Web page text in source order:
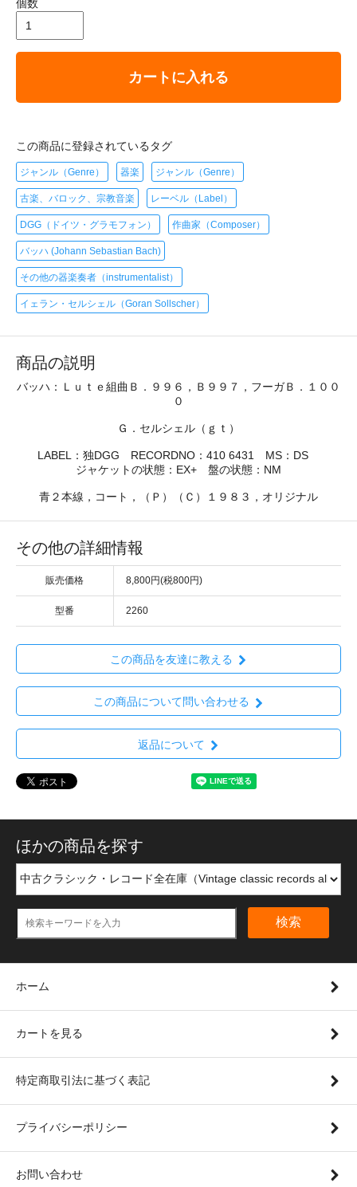
個数
カートに入れる
この商品に登録されているタグ
ジャンル（Genre） 器楽 ジャンル（Genre）
古楽、バロック、宗教音楽 レーベル（Label）
DGG（ドイツ・グラモフォン） 作曲家（Composer）
バッハ (Johann Sebastian Bach)
その他の器楽奏者（instrumentalist）
イェラン・セルシェル（Goran Sollscher）
商品の説明
バッハ：Ｌｕｔｅ組曲Ｂ．９９６，Ｂ９９７，フーガＢ．１００
０
Ｇ．セルシェル（ｇｔ）
LABEL：独DGG RECORDNO：410 6431 MS：DS
ジャケットの状態：EX+ 盤の状態：NM
青２本線，コート，（Ｐ）（Ｃ）１９８３，オリジナル
その他の詳細情報
販売価格 8,800円(税800円)
型番 2260
この商品を友達に教える
この商品について問い合わせる
返品について
ほかの商品を探す
検索
ホーム
カートを見る
特定商取引法に基づく表記
プライバシーポリシー
お問い合わせ